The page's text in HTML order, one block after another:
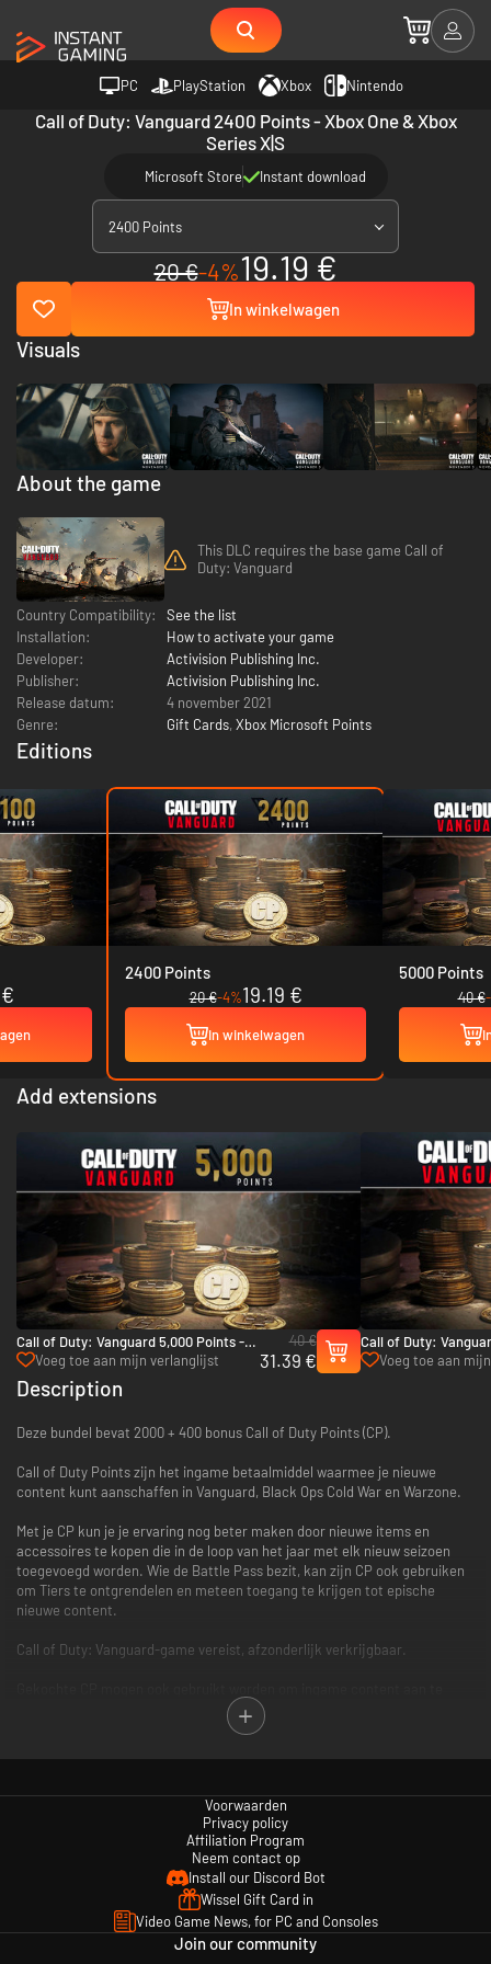
PC PlayStation Xbox Nintendo
Call of Duty: Vanguard 2400 Points - Xbox One & Xbox
Series X|S
Microsoft Store Instant download
2400 Points
20 €-4%19.19 €
In winkelwagen
About the game
This DLC requires the base game Call of
Duty: Vanguard
Country Compatibility:
See the list
Installation:
How to activate your game
Developer:
Activision Publishing Inc.
Publisher:
Activision Publishing Inc.
Release datum:
4 november 2021
Genre:
Gift Cards, Xbox Microsoft Points
Editions
2400 Points
20 €-4%19.19 €
In winkelwagen
5000 Points
40 €
Add extensions
Call of Duty: Vanguard 5,000 Points -
Xbox One & Xbox Series X|S
Voeg toe aan mijn verlanglijst
40 €
31.39 €
Call of Duty:
Xbox One & Xbox
Voeg toe aan
Visuals
Description
Deze bundel bevat 2000 + 400 bonus Call of Duty Points (CP).
Call of Duty Points zijn het ingame betaalmiddel waarmee je nieuwe
content kunt aanschaffen in Vanguard, Black Ops Cold War en Warzone.
Met je CP kun je je ervaring nog beter maken door nieuwe items en
accessoires te kopen die in de loop van het jaar met elk nieuw seizoen
toegevoegd worden. Wie de Battle Pass bezit, kan zijn CP ook gebruiken
om Tiers te ontgrendelen en meteen toegang te krijgen tot epische
nieuwe content.
Call of Duty: Vanguard-game vereist, afzonderlijk verkrijgbaar.
schaffen in bepaalde Call of Duty-games waar CP geactiveerd* zijn. Elke
toegankelijk zodra functionaliteit voor CP is ingeschakeld in die game en
CP beschikbaar zijn. Call of Duty: Vanguard moet worden opgestart en CP
moeten ingame worden geregistreerd voordat deze CP in andere Call of
Duty-games verschijnen.
Ga voor meer informatie naar www.callofduty.com.
© 2020-2021 Activision Publishing, Inc. ACTIVISION, CALL OF DUTY, CALL
Voorwaarden
Privacy policy
Affiliation Program
Neem contact op
Install our Discord Bot
Wissel Gift Card in
Video Game News, for PC and Consoles
Join our community